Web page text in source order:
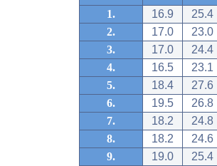
1. 16.9
25.4
2.
17.0
23.0
3.
17.0
24.4
4.
16.5
23.1
5.
18.4
27.6
6.
19.5
26.8
7.
18.2
24.8
8.
18.2
24.6
9.
19.0
25.4